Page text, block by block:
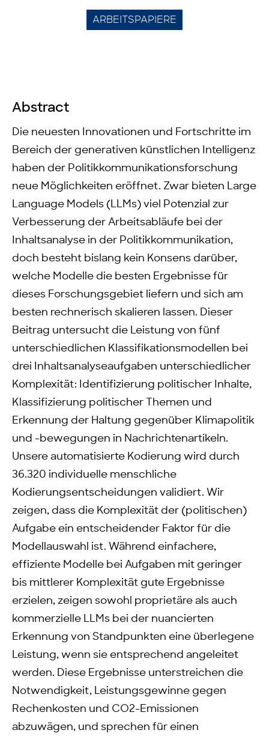
ARBEITSPAPIERE
Abstract
Die neuesten Innovationen und Fortschritte im
Bereich der generativen künstlichen Intelligenz
haben der Politikkommunikationsforschung
neue Möglichkeiten eröffnet. Zwar bieten Large
Language Models (LLMs) viel Potenzial zur
Verbesserung der Arbeitsabläufe bei der
Inhaltsanalyse in der Politikkommunikation,
doch besteht bislang kein Konsens darüber,
welche Modelle die besten Ergebnisse für
dieses Forschungsgebiet liefern und sich am
besten rechnerisch skalieren lassen. Dieser
Beitrag untersucht die Leistung von fünf
unterschiedlichen Klassifikationsmodellen bei
drei Inhaltsanalyseaufgaben unterschiedlicher
Komplexität: Identifizierung politischer Inhalte,
Klassifizierung politischer Themen und
Erkennung der Haltung gegenüber Klimapolitik
und -bewegungen in Nachrichtenartikeln.
Unsere automatisierte Kodierung wird durch
36.320 individuelle menschliche
Kodierungsentscheidungen validiert. Wir
zeigen, dass die Komplexität der (politischen)
Aufgabe ein entscheidender Faktor für die
Modellauswahl ist. Während einfachere,
effiziente Modelle bei Aufgaben mit geringer
bis mittlerer Komplexität gute Ergebnisse
erzielen, zeigen sowohl proprietäre als auch
kommerzielle LLMs bei der nuancierten
Erkennung von Standpunkten eine überlegene
Leistung, wenn sie entsprechend angeleitet
werden. Diese Ergebnisse unterstreichen die
Notwendigkeit, Leistungsgewinne gegen
Rechenkosten und CO2-Emissionen
abzuwägen, und sprechen für einen